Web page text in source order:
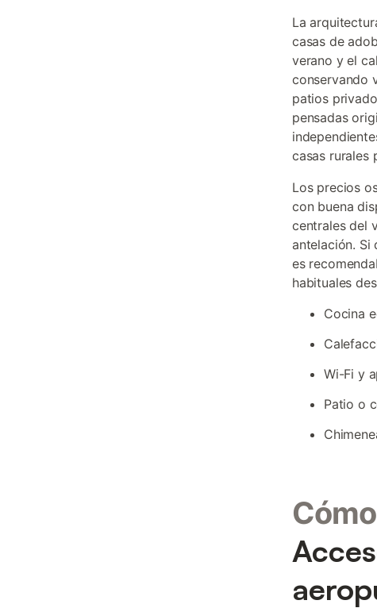
La
casas de
verano y el
conservando
patios
pensadas
casas rurales
Los precios
con buena
centrales del
antelación. Si
es
habituales
Cocina
Wi-Fi y
Patio o